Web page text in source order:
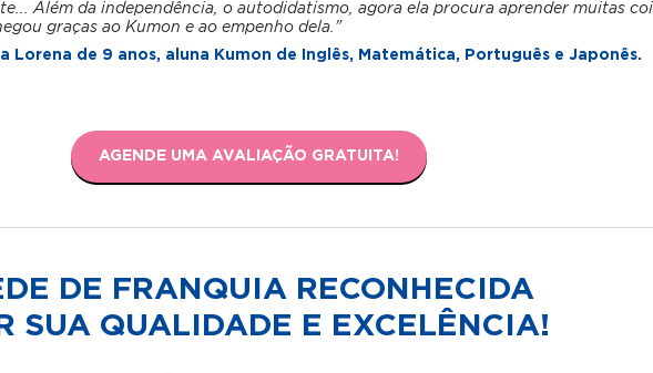
Além da independência, o autodidatismo, agora ela procura aprender muitas
graças ao Kumon e ao empenho dela."
Lorena de 9 anos, aluna Kumon de Inglês, Matemática, Português e Japonês.
AGENDE UMA AVALIAÇÃO GRATUITA!
DE FRANQUIA RECONHECIDA
SUA QUALIDADE E EXCELÊNCIA!